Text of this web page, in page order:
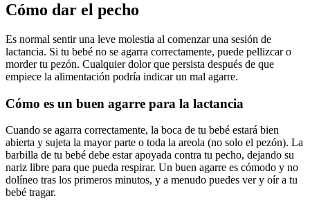
Cómo dar el pecho
Es normal sentir una leve molestia al comenzar una sesión de
lactancia. Si tu bebé no se agarra correctamente, puede pellizcar o
morder tu pezón. Cualquier dolor que persista después de que
empiece la alimentación podría indicar un mal agarre.
Cómo es un buen agarre para la lactancia
Cuando se agarra correctamente, la boca de tu bebé estará bien
abierta y sujeta la mayor parte o toda la areola (no solo el pezón). La
barbilla de tu bebé debe estar apoyada contra tu pecho, dejando su
nariz libre para que pueda respirar. Un buen agarre es cómodo y no
dolíneo tras los primeros minutos, y a menudo puedes ver y oír a tu
bebé tragar.